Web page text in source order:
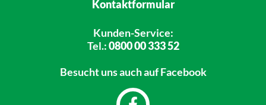
Kontaktformular
Kunden-Service:
Tel.:0800 00 333 52
Besucht unsauch auf Facebook